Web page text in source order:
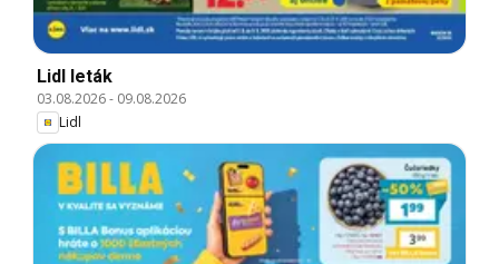
Lidl leták
03.08.2026- 09.08.2026
Lidl